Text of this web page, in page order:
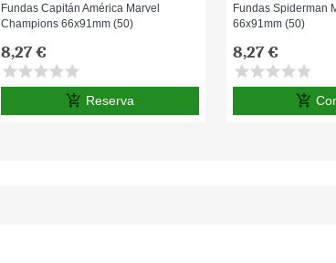
Fundas Capitán América Marvel
Champions 66x91mm (50)
8,27 €
starstarstarstarstar
add_shopping_cart Reserva
Fundas Spiderman
66x91mm (50)
8,27 €
starstarstarstarstar
add_shopping_cart